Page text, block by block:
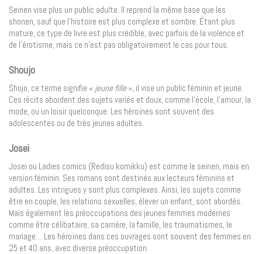
Seinen vise plus un public adulte. Il reprend la même base que les
shonen, sauf que l’histoire est plus complexe et sombre. Étant plus
mature, ce type de livre est plus crédible, avec parfois de la violence et
de l’érotisme, mais ce n’est pas obligatoirement le cas pour tous.
Shoujo
Shojo, ce terme signifie « jeune fille», il vise un public féminin et jeune.
Ces récits abordent des sujets variés et doux, comme l’école, l’amour, la
mode, ou un loisir quelconque. Les héroïnes sont souvent des
adolescentes ou de très jeunes adultes.
Josei
Josei ou Ladies comics (Redisu komikku) est comme le seinen, mais en
version féminin. Ses romans sont destinés aux lecteurs féminins et
adultes. Les intrigues y sont plus complexes. Ainsi, les sujets comme
être en couple, les relations sexuelles, élever un enfant, sont abordés.
Mais également les préoccupations des jeunes femmes modernes
comme être célibataire, sa carrière, la famille, les traumatismes, le
mariage… Les héroïnes dans ces ouvrages sont souvent des femmes en
25 et 40 ans, avec diverse préoccupation.